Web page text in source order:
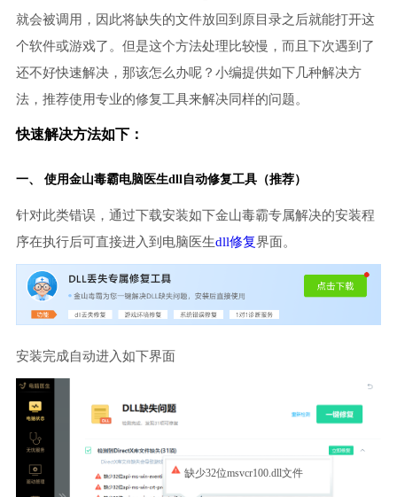
就会被调用，因此将缺失的文件放回到原目录之后就能打开这
个软件或游戏了。但是这个方法处理比较慢，而且下次遇到了
还不好快速解决，那该怎么办呢？小编提供如下几种解决方
法，推荐使用专业的修复工具来解决同样的问题。
快速解决方法如下：
一、 使用金山毒霸电脑医生dll自动修复工具（推荐）
针对此类错误，通过下载安装如下金山毒霸专属解决的安装程
序在执行后可直接进入到电脑医生dll修复界面。
安装完成自动进入如下界面
缺少32位msvcr100.dll文件